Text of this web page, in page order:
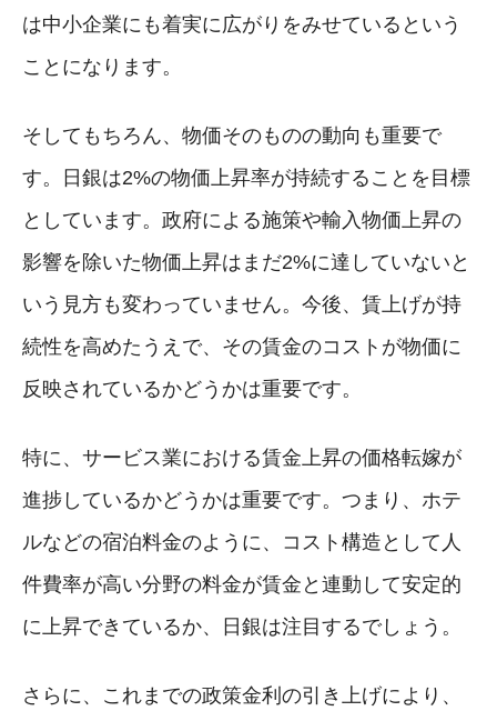
は中小企業にも着実に広がりをみせているという
ことになります。
そしてもちろん、物価そのものの動向も重要で
す。日銀は2%の物価上昇率が持続することを目標
としています。政府による施策や輸入物価上昇の
影響を除いた物価上昇はまだ2%に達していないと
いう見方も変わっていません。今後、賃上げが持
続性を高めたうえで、その賃金のコストが物価に
反映されているかどうかは重要です。
特に、サービス業における賃金上昇の価格転嫁が
進捗しているかどうかは重要です。つまり、ホテ
ルなどの宿泊料金のように、コスト構造として人
件費率が高い分野の料金が賃金と連動して安定的
に上昇できているか、日銀は注目するでしょう。
さらに、これまでの政策金利の引き上げにより、